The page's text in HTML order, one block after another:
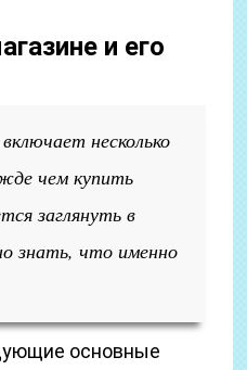
и его
несколько
чем купить
заглянуть в
знать, что именно
основные